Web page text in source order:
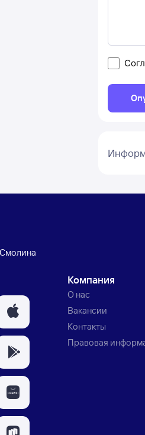
Смолина
Компания
О нас
Вакансии
Контакты
Правовая